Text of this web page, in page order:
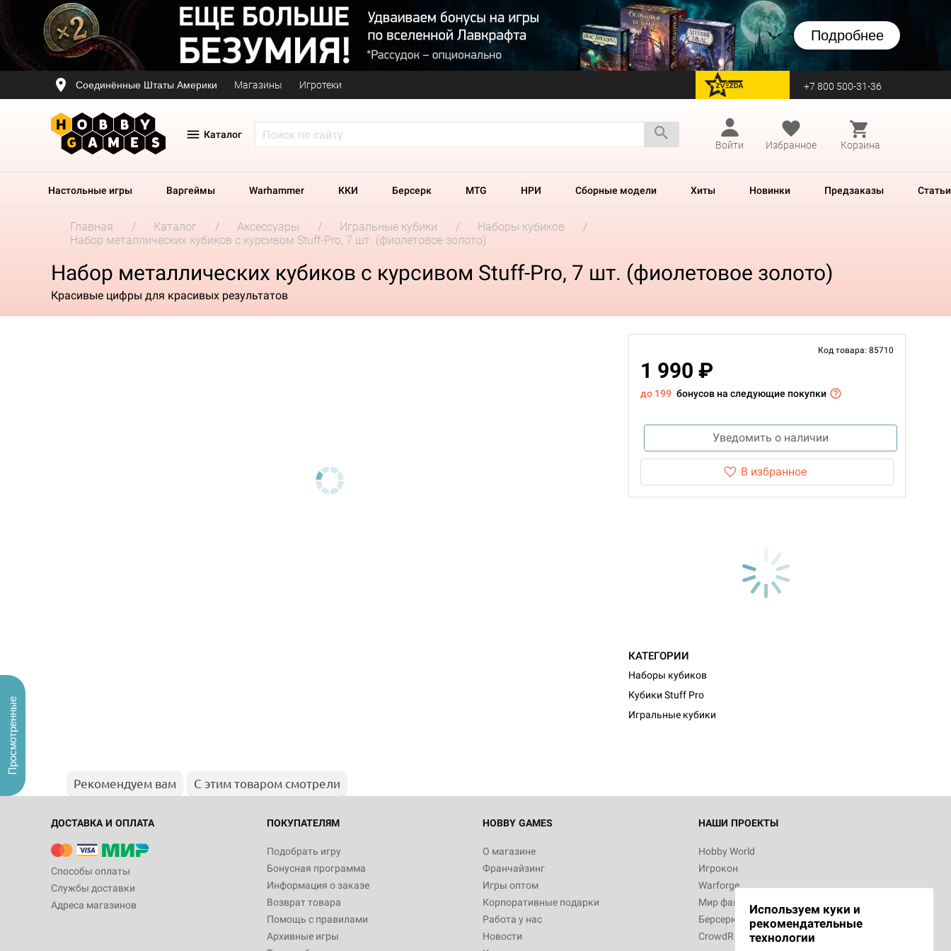
Подробнее
Соединённые Штаты Америки Магазины Игротеки перейти на Zvezda +7 800 500-31-36
Каталог
Войти
Избранное Корзина
Настольные игры Варгеймы Warhammer ККИ Берсерк MTG НРИ Сборные модели Хиты Новинки Предзаказы Статьи
Главная Каталог Аксессуары Игральные кубики
Наборы кубиков
Набор металлических кубиков с курсивом Stuff-Pro, 7 шт. (фиолетовое золото)
Набор металлических кубиков с курсивом Stuff-Pro, 7 шт. (фиолетовое золото)
Красивые цифры для красивых результатов
Код товара: 85710
1 990 ₽
до 199 бонусов на следующие покупки
Уведомить о наличии
В избранное
КАТЕГОРИИ
Наборы кубиков
Кубики Stuff Pro
Игральные кубики
Рекомендуем вам С этим товаром смотрели
ДОСТАВКА И ОПЛАТА
Способы оплаты
Службы доставки
Адреса магазинов
ПОКУПАТЕЛЯМ
Подобрать игру
Бонусная программа
Информация о заказе
Возврат товара
Помощь с правилами
Архивные игры
HOBBY GAMES
О магазине
Франчайзинг
Игры оптом
Корпоративные подарки
Работа у нас
Новости
НАШИ ПРОЕКТЫ
Hobby World
Игрокон
Warforge
Мир фантастики
Берсерк
CrowdRepublic
Используем куки и
рекомендательные
технологии
Просмотренные
Настольная игра Hobby World Монстры
Белая смерть
12 990
Настольная игра Hobby World Берсерк.
3 490